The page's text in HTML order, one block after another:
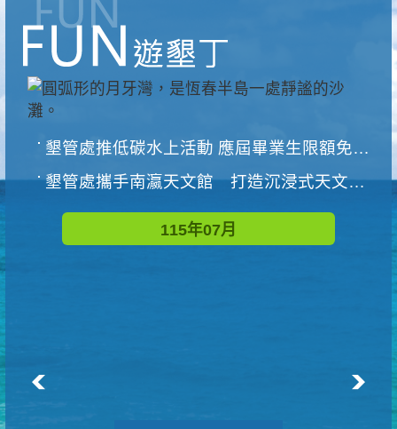
墾管處推低碳水上活動 應屆畢業生限額免費參加
墾管處攜手南瀛天文館 打造沉浸式天文探索營隊
115年07月